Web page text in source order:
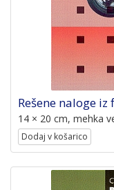
Rešene naloge
14 × 20 cm, mehka
Dodaj v košarico